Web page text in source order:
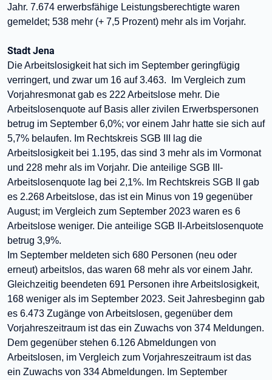
Jahr. 7.674 erwerbsfähige Leistungsberechtigte waren
gemeldet; 538 mehr (+ 7,5 Prozent) mehr als im Vorjahr.
Stadt Jena
Die Arbeitslosigkeit hat sich im September geringfügig
verringert, und zwar um 16 auf 3.463. Im Vergleich zum
Vorjahresmonat gab es 222 Arbeitslose mehr. Die
Arbeitslosenquote auf Basis aller zivilen Erwerbspersonen
betrug im September 6,0%; vor einem Jahr hatte sie sich auf
5,7% belaufen. Im Rechtskreis SGB III lag die
Arbeitslosigkeit bei 1.195, das sind 3 mehr als im Vormonat
und 228 mehr als im Vorjahr. Die anteilige SGB III-
Arbeitslosenquote lag bei 2,1%. Im Rechtskreis SGB II gab
es 2.268 Arbeitslose, das ist ein Minus von 19 gegenüber
August; im Vergleich zum September 2023 waren es 6
Arbeitslose weniger. Die anteilige SGB II-Arbeitslosenquote
betrug 3,9%.
Im September meldeten sich 680 Personen (neu oder
erneut) arbeitslos, das waren 68 mehr als vor einem Jahr.
Gleichzeitig beendeten 691 Personen ihre Arbeitslosigkeit,
168 weniger als im September 2023. Seit Jahresbeginn gab
es 6.473 Zugänge von Arbeitslosen, gegenüber dem
Vorjahreszeitraum ist das ein Zuwachs von 374 Meldungen.
Dem gegenüber stehen 6.126 Abmeldungen von
Arbeitslosen, im Vergleich zum Vorjahreszeitraum ist das
ein Zuwachs von 334 Abmeldungen. Im September